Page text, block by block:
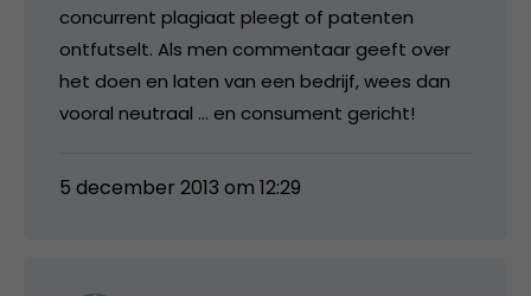
concurrent plagiaat pleegt of patenten
ontfutselt. Als men commentaar geeft over
het doen en laten van een bedrijf, wees dan
vooral neutraal … en consument gericht!
5 december 2013 om 12:29